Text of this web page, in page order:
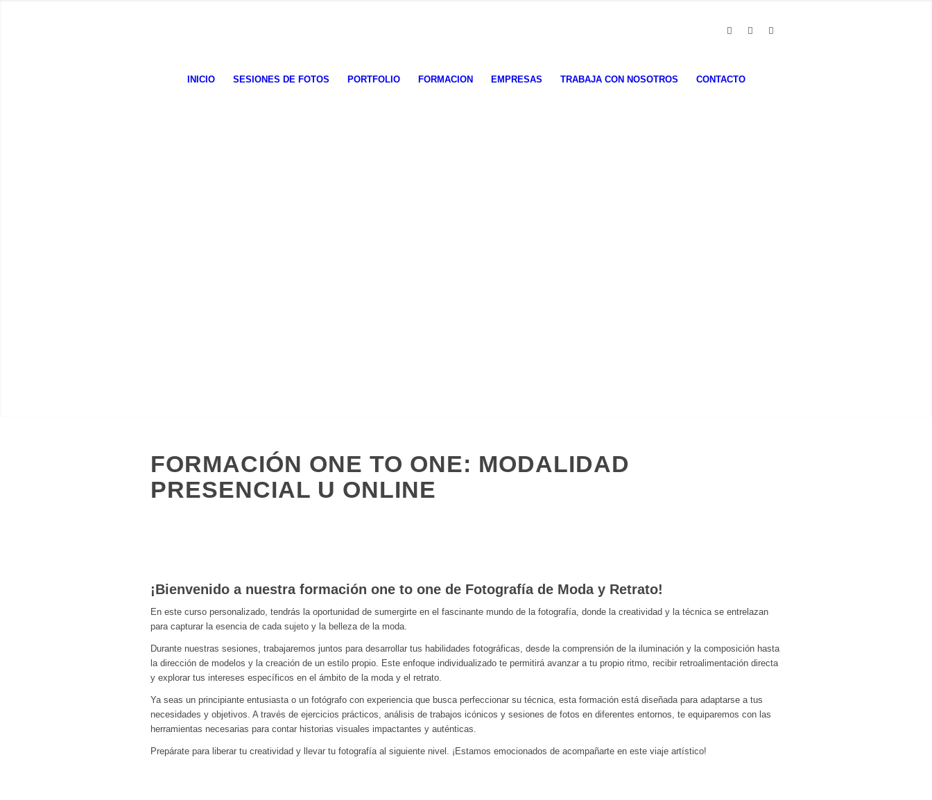
INICIO SESIONES DE FOTOS PORTFOLIO FORMACION EMPRESAS TRABAJA CON NOSOTROS CONTACTO
FORMACIÓN ONE TO ONE: MODALIDAD
PRESENCIAL U ONLINE
¡Bienvenido a nuestra formación one to one de Fotografía de Moda y Retrato!
En este curso personalizado, tendrás la oportunidad de sumergirte en el fascinante mundo de la fotografía, donde la creatividad y la técnica se entrelazan
para capturar la esencia de cada sujeto y la belleza de la moda.
Durante nuestras sesiones, trabajaremos juntos para desarrollar tus habilidades fotográficas, desde la comprensión de la iluminación y la composición hasta
la dirección de modelos y la creación de un estilo propio. Este enfoque individualizado te permitirá avanzar a tu propio ritmo, recibir retroalimentación directa
y explorar tus intereses específicos en el ámbito de la moda y el retrato.
Ya seas un principiante entusiasta o un fotógrafo con experiencia que busca perfeccionar su técnica, esta formación está diseñada para adaptarse a tus
necesidades y objetivos. A través de ejercicios prácticos, análisis de trabajos icónicos y sesiones de fotos en diferentes entornos, te equiparemos con las
herramientas necesarias para contar historias visuales impactantes y auténticas.
Prepárate para liberar tu creatividad y llevar tu fotografía al siguiente nivel. ¡Estamos emocionados de acompañarte en este viaje artístico!